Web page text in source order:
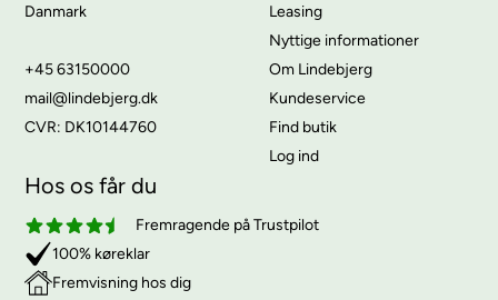
Danmark
+45 63150000
mail@lindebjerg.dk
CVR: DK10144760
Leasing
Nyttige informationer
Om Lindebjerg
Kundeservice
Find butik
Log ind
Hos os får du
Fremragende på Trustpilot
100% køreklar
Fremvisning hos dig